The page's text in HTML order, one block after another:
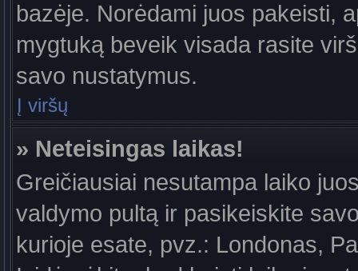
bazėje. Norėdami juos pakeisti,
mygtuką beveik visada rasite
savo nustatymus.
Į viršų
» Neteisingas laikas!
Greičiausiai nesutampa laiko
valdymo pultą ir pasikeiskite
kurioje esate, pvz.: Londonas,